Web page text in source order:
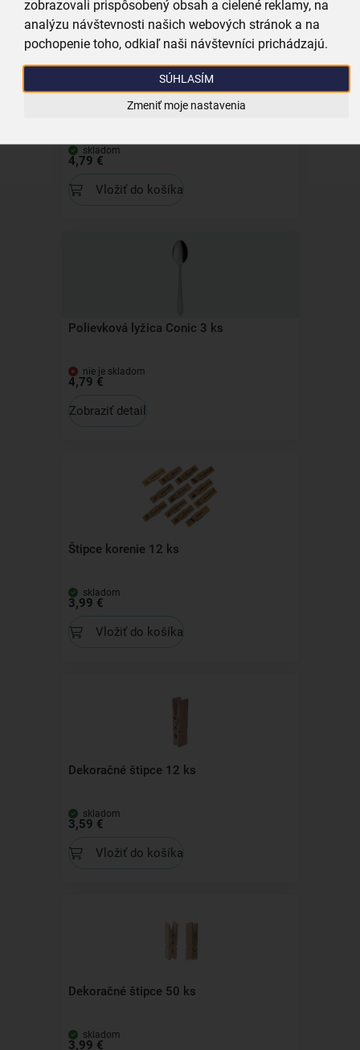
zobrazovali prispôsobený obsah a cielené reklamy, na
analýzu návštevnosti našich webových stránok a na
pochopenie toho, odkiaľ naši návštevníci prichádzajú.
SÚHLASÍM
Zmeniť moje nastavenia
Polievková lyžica Plain 3 ks
skladom
4,79 €
Vložiť do košíka
Polievková lyžica Conic 3 ks
nie je skladom
4,79 €
Zobraziť detail
Štipce korenie 12 ks
skladom
3,99 €
Vložiť do košíka
Dekoračné štipce 12 ks
skladom
3,59 €
Vložiť do košíka
Dekoračné štipce 50 ks
skladom
3,99 €